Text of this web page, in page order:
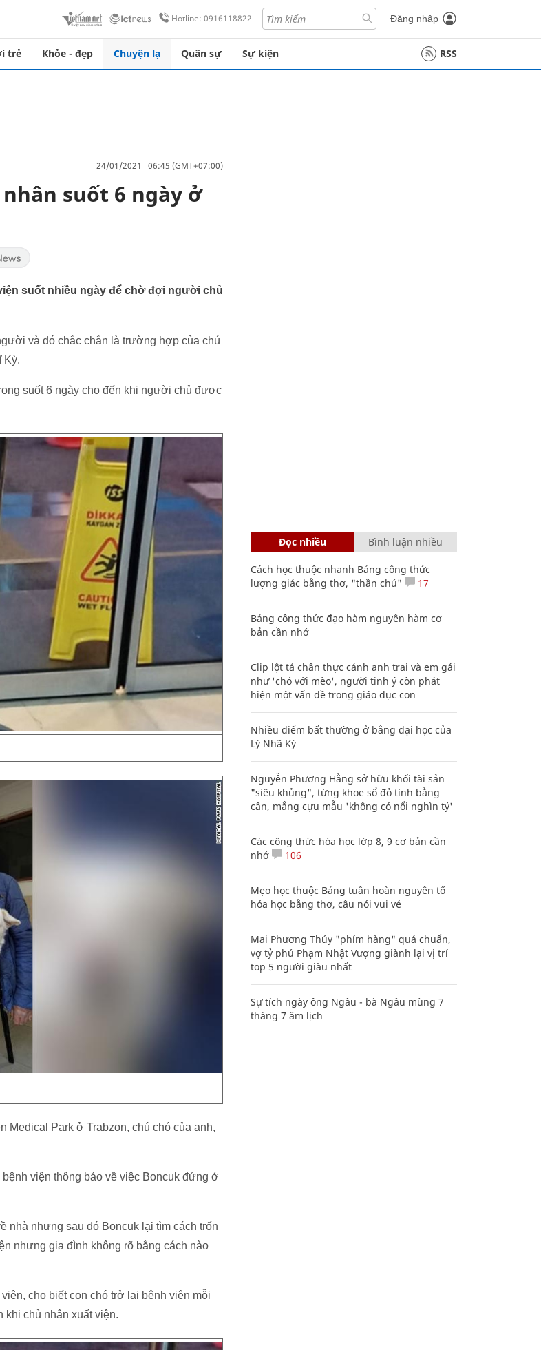
Hotline: 0916118822 Đăng nhập
trẻ Khỏe - đẹp Chuyện lạ Quân sự Sự kiện RSS
24/01/2021 06:45 (GMT+07:00)
suốt 6 ngày ở
suốt nhiều ngày để chờ đợi người chủ
và đó chắc chắn là trường hợp của chú
Kỳ.
suốt 6 ngày cho đến khi người chủ được
Medical Park ở Trabzon, chú chó của anh,
viện thông báo về việc Boncuk đứng ở
nhà nhưng sau đó Boncuk lại tìm cách trốn
nhưng gia đình không rõ bằng cách nào
cho biết con chó trở lại bệnh viện mỗi
khi chủ nhân xuất viện.
Đọc nhiều Bình luận nhiều
Cách học thuộc nhanh Bảng công thức
lượng giác bằng thơ, "thần chú"
17
Bảng công thức đạo hàm nguyên hàm cơ
bản cần nhớ
Clip lột tả chân thực cảnh anh trai và em gái
như 'chó với mèo', người tinh ý còn phát
hiện một vấn đề trong giáo dục con
Nhiều điểm bất thường ở bằng đại học của
Lý Nhã Kỳ
Nguyễn Phương Hằng sở hữu khối tài sản
"siêu khủng", từng khoe sổ đỏ tính bằng
cân, mắng cựu mẫu 'không có nổi nghìn tỷ'
Các công thức hóa học lớp 8, 9 cơ bản cần
nhớ
106
Mẹo học thuộc Bảng tuần hoàn nguyên tố
hóa học bằng thơ, câu nói vui vẻ
Mai Phương Thúy "phím hàng" quá chuẩn,
vợ tỷ phú Phạm Nhật Vượng giành lại vị trí
top 5 người giàu nhất
Sự tích ngày ông Ngâu - bà Ngâu mùng 7
tháng 7 âm lịch